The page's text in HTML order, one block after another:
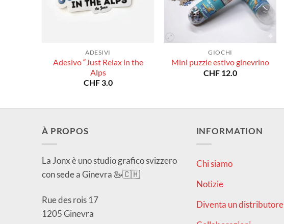
ADESIVI
Adesivo “Just Relax in the
Alps
CHF3.0
GIOCHI
Mini puzzle estivo ginevrino
CHF 12.0
À PROPOS
La Jonx è uno studio grafico svizzero
con sede a Ginevra 🦢🇨🇭
Rue des rois 17
1205 Ginevra
INFORMATION
Chi siamo
Notizie
Diventa un distributore